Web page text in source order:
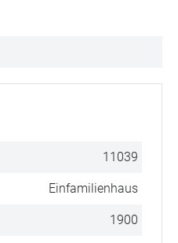
11039
Einfamilienhaus
1900